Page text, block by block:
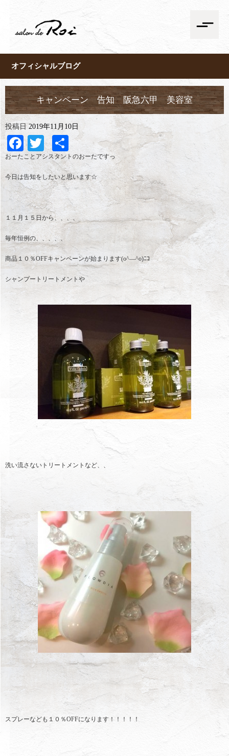
オフィシャルブログ
キャンペーン 告知 阪急六甲 美容室
投稿日 2019年11月10日
Facebook
Twitter
共
有
おーたことアシスタントのおーたですっ
今日は告知をしたいと思います☆
１１月１５日から、、、、
毎年恒例の、、、、、
商品１０％OFFキャンペーンが始まります(o^―^o)ﾆｺ
シャンプートリートメントや
洗い流さないトリートメントなど、、
スプレーなども１０％OFFになります！！！！！